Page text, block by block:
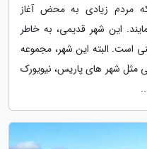
مردم زیادی به محض آغاز
این شهر قدیمی، به خاطر
است. البته این شهر، مجموعه
مثل شهر های پاریس، نیویورک